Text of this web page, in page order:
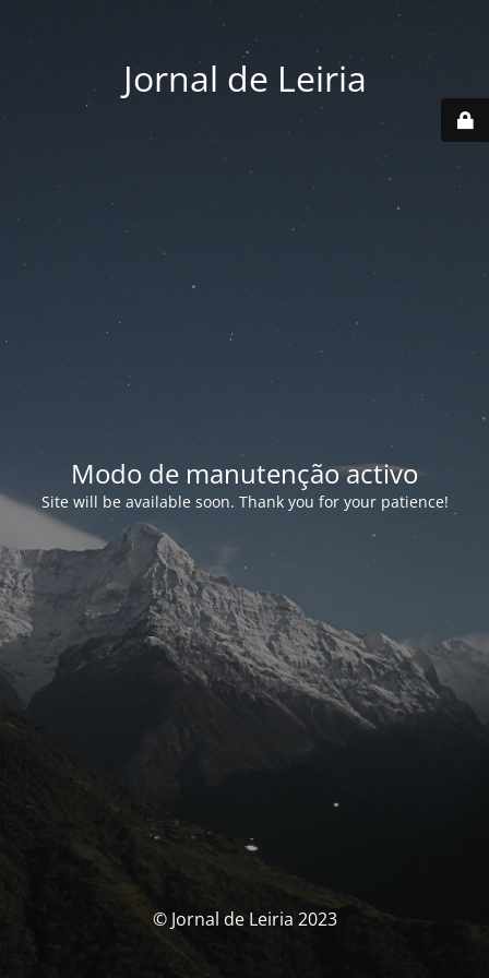
Jornal de Leiria
Modo de manutenção activo
Site will be available soon. Thank you for your patience!
© Jornal de Leiria 2023